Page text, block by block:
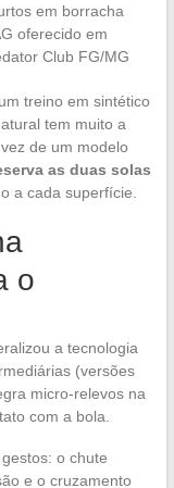
em borracha
oferecido em
Club FG/MG
treino em sintético
tem muito a
de um modelo
as duas solas
a cada superfície.
o
a tecnologia
(versões
micro-relevos na
com a bola.
o chute
e o cruzamento